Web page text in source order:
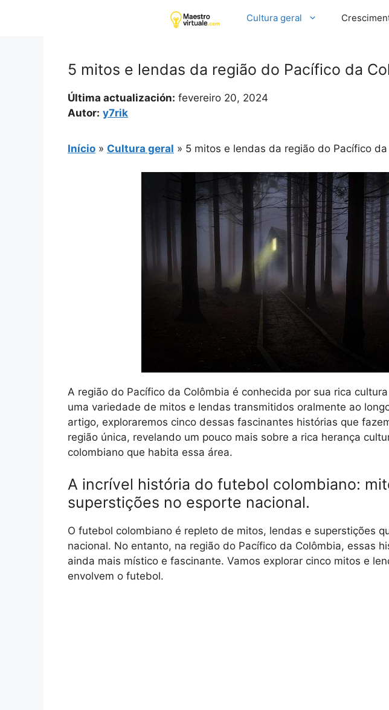
Cultura geral
5 mitos e lendas da região do Pacífico da
Última actualización: fevereiro 20, 2024
Autor: y7rik
Início » Cultura geral » 5 mitos e lendas da região do Pacífico
A região do Pacífico da Colômbia é conhecida por sua rica
uma variedade de mitos e lendas transmitidos oralmente ao
artigo, exploraremos cinco dessas fascinantes histórias que
região única, revelando um pouco mais sobre a rica herança
colombiano que habita essa área.
A incrível história do futebol colombiano:
superstições no esporte nacional.
O futebol colombiano é repleto de mitos, lendas e superstições
nacional. No entanto, na região do Pacífico da Colômbia, essas
ainda mais místico e fascinante. Vamos explorar cinco mitos e
envolvem o futebol.